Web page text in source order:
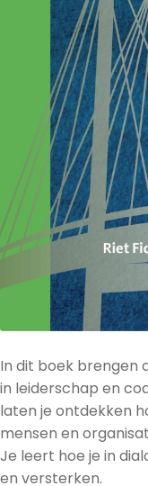
In dit boek brengen
in leiderschap en
laten je ontdekken
mensen en
Je leert hoe je in
en versterken.